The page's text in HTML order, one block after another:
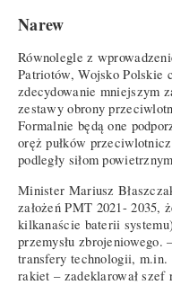
Narew
Równolegle z
Patriotów, Wojsko Polskie
zdecydowanie mniejszym
zestawy obrony
Formalnie będą one
oręż pułków
podległy siłom
Minister Mariusz
założeń PMT 2021- 2035,
kilkanaście baterii
przemysłu
transfery technologii,
rakiet – zadeklarował szef